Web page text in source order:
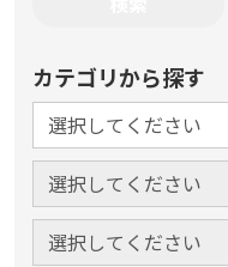
カテゴリから探す